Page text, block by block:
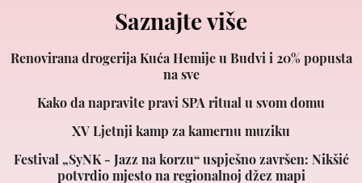
Saznajte više
Renovirana drogerija Kuća Hemije u Budvi i 20% popusta
na sve
Kako da napravite pravi SPA ritual u svom domu
XV Ljetnji kamp za kamernu muziku
Festival „SyNK - Jazz na korzu“ uspješno završen: Nikšić
potvrdio mjesto na regionalnoj džez mapi